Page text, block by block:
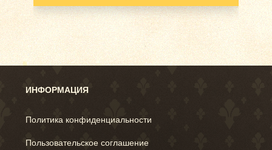
ИНФОРМАЦИЯ
Политика конфиденциальности
Пользовательское соглашение